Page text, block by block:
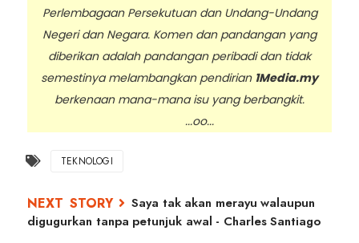
Perlembagaan Persekutuan dan Undang-Undang
Negeri dan Negara. Komen dan pandangan yang
diberikan adalah pandangan peribadi dan tidak
semestinya melambangkan pendirian 1Media.my
berkenaan mana-mana isu yang berbangkit.
...oo...
TEKNOLOGI
Saya tak akan merayu walaupun
digugurkan tanpa petunjuk awal - Charles Santiago